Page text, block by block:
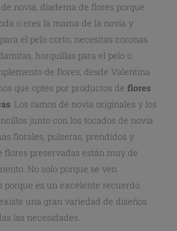
novia, diadema de flores porque
o eres la mama de la novia y
el pelo corto, necesitas coronas
horquillas para el pelo o
de flores, desde Valentina
que optes por productos de flores
. Los ramos de novia originales y los
junto con los tocados de novia
florales, pulseras, prendidos y
flores preservadas están muy de
No solo porque se ven
porque es un excelente recuerdo.
una gran variedad de diseños
las necesidades.